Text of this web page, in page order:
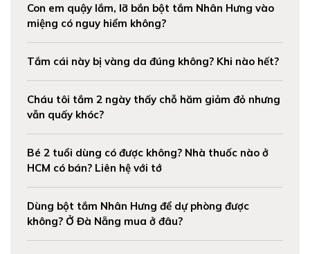
Con em quậy lắm, lỡ bắn bột tắm Nhân Hưng vào
miệng có nguy hiểm không?
Tắm cái này bị vàng da đúng không? Khi nào hết?
Cháu tôi tắm 2 ngày thấy chỗ hăm giảm đỏ nhưng
vẫn quấy khóc?
Bé 2 tuổi dùng có được không? Nhà thuốc nào ở
HCM có bán? Liên hệ với tớ
Dùng bột tắm Nhân Hưng để dự phòng được
không? Ở Đà Nẵng mua ở đâu?